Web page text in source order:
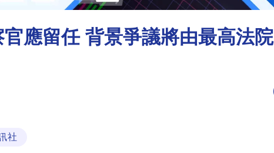
應留任 背景爭議將由最高法院
社